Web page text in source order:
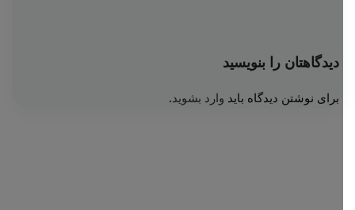
دیدگاهتان را بنویسید
برای نوشتن دیدگاه باید وارد بشوید .